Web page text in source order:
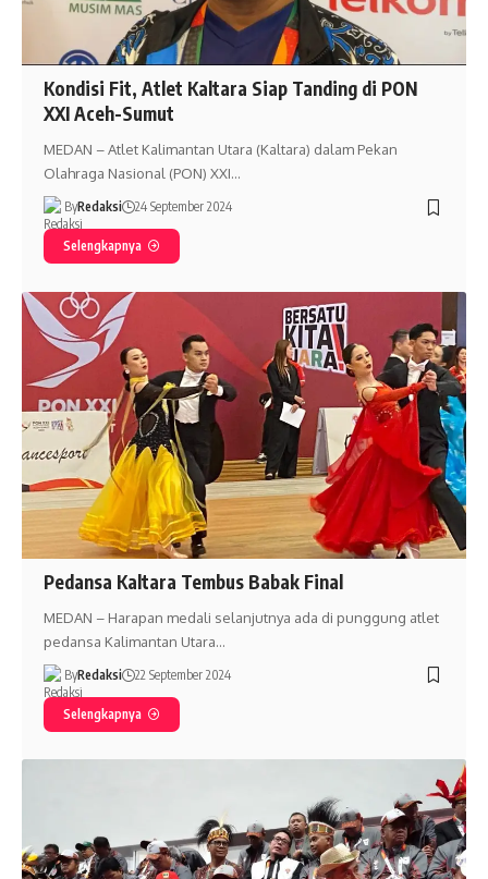
Kondisi Fit, Atlet Kaltara Siap Tanding di PON
XXI Aceh-Sumut
MEDAN – Atlet Kalimantan Utara (Kaltara) dalam Pekan
Olahraga Nasional (PON) XXI…
ByRedaksi 24 September 2024
Selengkapnya
Pedansa Kaltara Tembus Babak Final
MEDAN – Harapan medali selanjutnya ada di punggung atlet
pedansa Kalimantan Utara…
ByRedaksi 22 September 2024
Selengkapnya